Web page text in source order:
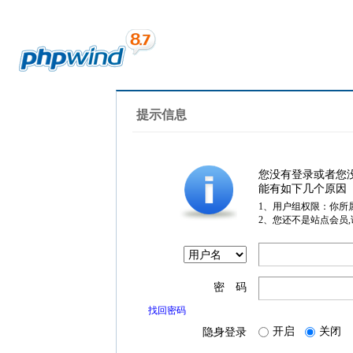
提示信息
您没有登录或者您
能有如下几个原因
1、用户组权限：你所
2、您还不是站点会员
密 码
找回密码
隐身登录 开启 关闭